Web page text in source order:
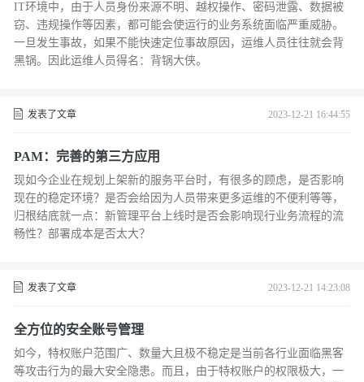
IT环境中，由于人员身份来源不明、越权操作、密码泄露、数据被
窃、违规操作等因素，都可能会使运行的业务系统面临严重威胁。
一旦发生事故，如果不能快速定位事故原因，运维人员往往就会背
黑锅。因此运维人员得名：背锅大侠。
发表了文章 2023-12-21 16:44:55
PAM：完善的第三方应用
现如今企业在规划上架新的服务平台时，有很多的顾虑，是否影响
现在的稳定环境？是否会给因为人员带来更多运维的不便利等等，
归根结底就一点：新管理平台上线时是否会影响现行业务流程的流
畅性？部署成本是否太大？
发表了文章 2023-12-21 14:23:08
全方位的安全账号管理
如今，特权账户范围广、数量大且极不稳定是当前各行业面临黑客
等攻击行为的最大安全隐患。而且，由于特权账户的权限极大，一